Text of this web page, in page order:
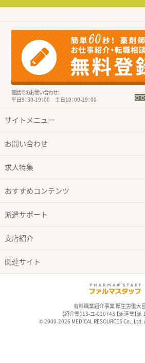
電話でのお問い合わせ：
平日9：30-19：00 土日10：00-19：00
サイトメニュー
お問い合わせ
求人特集
おすすめコンテンツ
派遣サポート
支店紹介
関連サイト
有料職業紹介事業 厚生労働大
【紹介業】13-ユ-010743 【派遣業】
© 2000-2026 MEDICAL RESOURCES Co.,